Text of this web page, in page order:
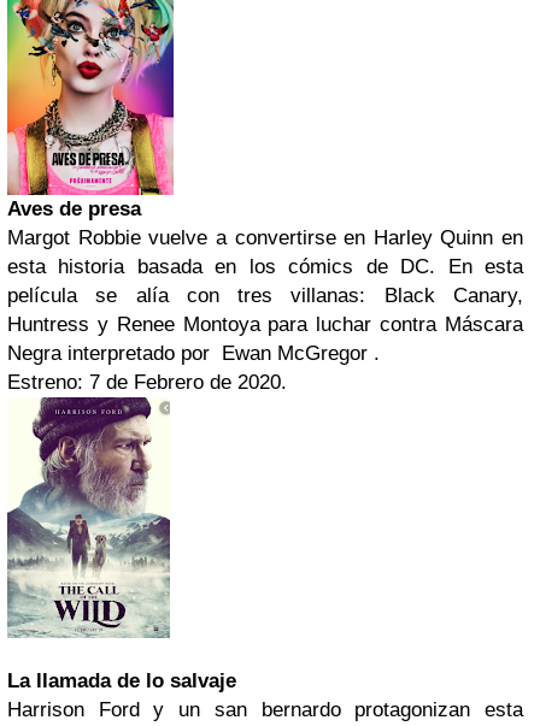
Aves de presa
Margot Robbie vuelve a convertirse en Harley Quinn en
esta historia basada en los cómics de DC. En esta
película se alía con tres villanas: Black Canary,
Huntress y Renee Montoya para luchar contra Máscara
Negra interpretado por Ewan McGregor .
Estreno: 7 de Febrero de 2020.
La llamada de lo salvaje
Harrison Ford y un san bernardo protagonizan esta